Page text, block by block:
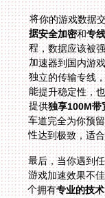
将你的游戏数据
据安全加密和专
提供独享100M带
性达到极致，适
最后，当你遇到
游戏加速效果不
个拥有专业的技